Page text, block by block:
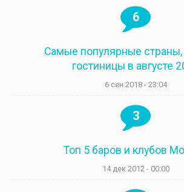
6
Самые популярные страны,
гостиницы в августе
6 сен 2018 - 23:04
3
Топ 5 баров и клубов
14 дек 2012 - 00:00